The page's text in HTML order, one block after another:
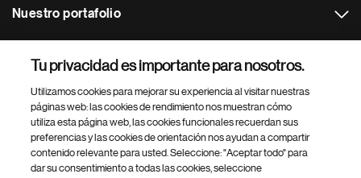
Nuestro portafolio
Footer Site Search
Tu privacidad es importante para nosotros.
Utilizamos cookies para mejorar su experiencia al visitar nuestras
páginas web: las cookies de rendimiento nos muestran cómo
utiliza esta página web, las cookies funcionales recuerdan sus
preferencias y las cookies de orientación nos ayudan a compartir
contenido relevante para usted. Seleccione: "Aceptar todo" para
dar su consentimiento a todas las cookies, seleccione